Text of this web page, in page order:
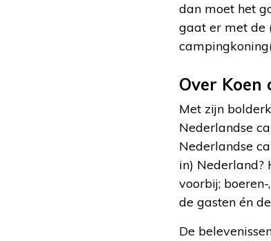
dan moet het
gaat er met de
Over Koen
Met zijn
Nederlandse
Nederlandse
in) Nederland?
voorbij;
de gasten én
De